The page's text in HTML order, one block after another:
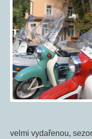
velmi vydařenou,